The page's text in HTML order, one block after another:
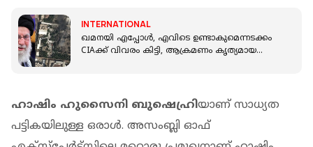
INTERNATIONAL
ഖമനയി എപ്പോൾ, എവിടെ ഉണ്ടാകുമെന്നടക്കം
CIAക്ക് വിവരം കിട്ടി, ആക്രമണം കൃത്യമായ
ഹാഷിം ഹുസൈനി ബുഷെഹ്രിയാണ് സാധ്യത
പട്ടികയിലുള്ള ഒരാള്‍. അസംബ്ലി ഓഫ്